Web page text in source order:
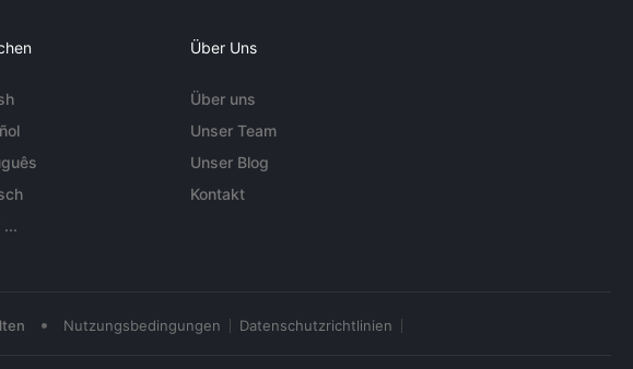
...
Über Uns
Über uns
Unser Team
Unser Blog
Kontakt
• Nutzungsbedingungen Datenschutzrichtlinien